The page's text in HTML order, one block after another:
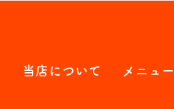
当店について メニュー